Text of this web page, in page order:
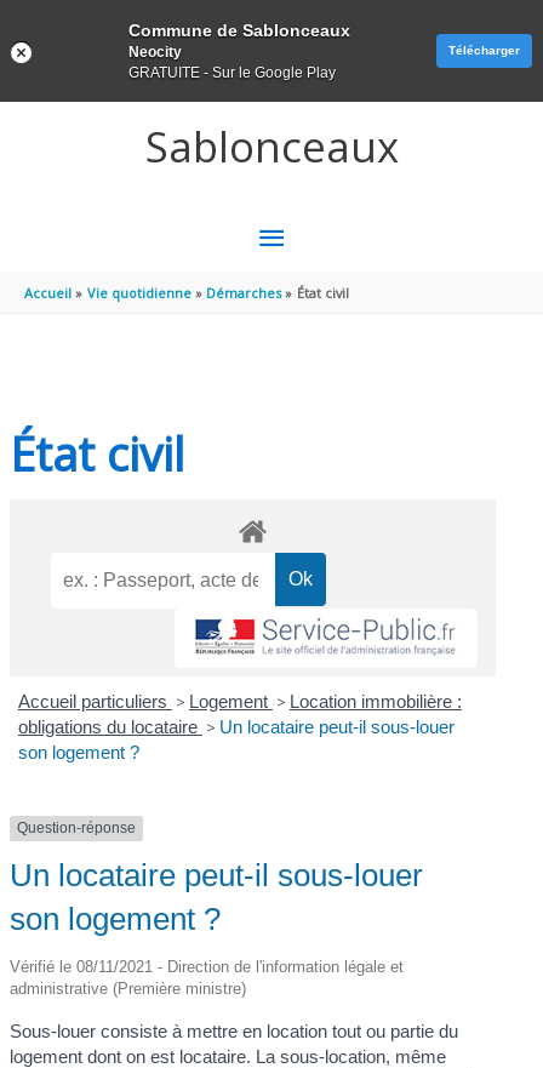
Sablonceaux
MENU
PRINCIPAL
Accueil Vie quotidienne Démarches État civil
État civil
Accueil particuliers > Logement > Location immobilière :
obligations du locataire > Un locataire peut-il sous-louer
son logement ?
Question-réponse
Un locataire peut-il sous-louer
son logement ?
Vérifié le 08/11/2021 - Direction de l'information légale et
administrative (Première ministre)
Sous-louer consiste à mettre en location tout ou partie du
logement dont on est locataire. La sous-location, même
Commune de Sablonceaux
Neocity
GRATUITE - Sur le Google Play
Télécharger